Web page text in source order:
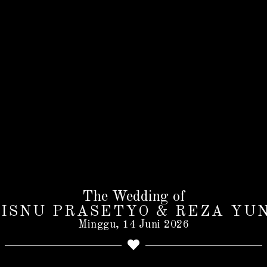
The Wedding of
PRASETYO & REZA
Minggu, 14 Juni 2026